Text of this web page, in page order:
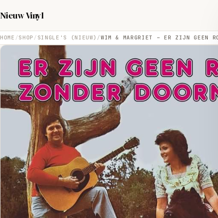
Nieuw Vinyl
HOME SHOP SINGLE'S (NIEUW) WIM & MARGRIET – ER ZIJN GEEN